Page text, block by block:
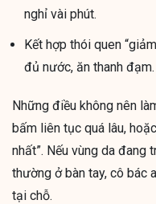
nghỉ vài phút.
Kết hợp thói quen
đủ nước, ăn thanh đạm.
Những điều không nên
bấm liên tục quá lâu,
nhất”. Nếu vùng da
thường ở bàn tay, cô bác
tại chỗ.